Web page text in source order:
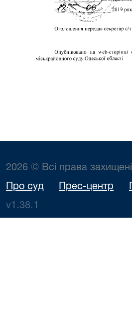
2026 © Всі права захищені
Про суд Прес-центр
v1.38.1